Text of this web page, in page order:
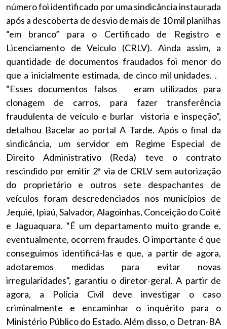
número foi identificado por uma sindicância instaurada
após a descoberta de desvio de mais de 10 mil planilhas
“em branco” para o Certificado de Registro e
Licenciamento de Veículo (CRLV). Ainda assim, a
quantidade de documentos fraudados foi menor do
que a inicialmente estimada, de cinco mil unidades. .
“Esses documentos falsos eram utilizados para
clonagem de carros, para fazer transferência
fraudulenta de veículo e burlar vistoria e inspeção”,
detalhou Bacelar ao portal A Tarde. Após o final da
sindicância, um servidor em Regime Especial de
Direito Administrativo (Reda) teve o contrato
rescindido por emitir 2ª via de CRLV sem autorização
do proprietário e outros sete despachantes de
veículos foram descredenciados nos municípios de
Jequié, Ipiaú, Salvador, Alagoinhas, Conceição do Coité
e Jaguaquara. “É um departamento muito grande e,
eventualmente, ocorrem fraudes. O importante é que
conseguimos identificá-las e que, a partir de agora,
adotaremos medidas para evitar novas
irregularidades”, garantiu o diretor-geral. A partir de
agora, a Polícia Civil deve investigar o caso
criminalmente e encaminhar o inquérito para o
Ministério Público do Estado. Além disso, o Detran-BA